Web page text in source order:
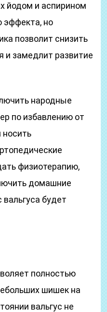
йодом и аспирином
эффекта, но
позволит снизить
замедлит развитие
народные
по избавлению от
носить
физиотерапию,
домашние
будет
полностью
шишек на
вальгус не